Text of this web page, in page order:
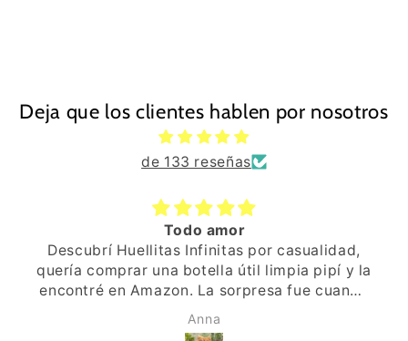
Deja que los clientes hablen por nosotros
de 133 reseñas
Todo amor
Descubrí Huellitas Infinitas por casualidad,
quería comprar una botella útil limpia pipí y la
encontré en Amazon. La sorpresa fue cuando
recibí el paquete, ya ví que era especial, el
envoltorio, la pegatina de una huellita,
Anna